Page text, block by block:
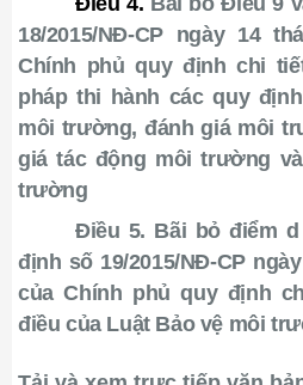
18/2015/NĐ-CP ngày 14
Chính phủ quy định chi
pháp thi hành các quy
môi trường, đánh giá môi
giá tác động môi trường
trường
Điều 5. Bãi bỏ điểm
định số 19/2015/NĐ-CP
của Chính phủ quy định
điều của Luật Bảo vệ môi